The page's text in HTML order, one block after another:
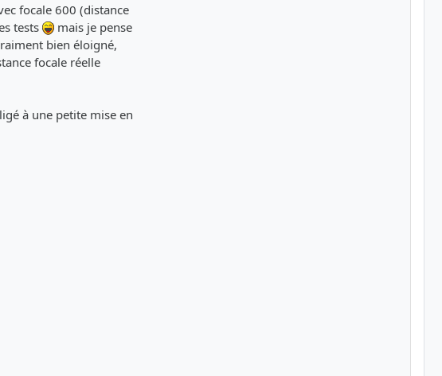
focale 600 (distance
tests
mais je pense
bien éloigné,
focale réelle
à une petite mise en